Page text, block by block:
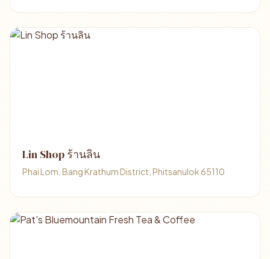
Lin Shop ร้านลิน
Phai Lom, Bang Krathum District, Phitsanulok 65110